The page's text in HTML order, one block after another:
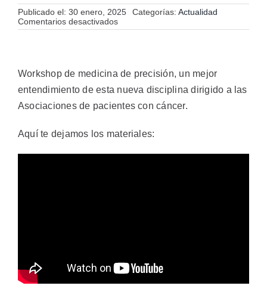
Publicado el: 30 enero, 2025 Categorías: Actualidad
Comentarios desactivadosen
Workshop
Precisión
Workshop de medicina de precisión, un mejor
entendimiento de esta nueva disciplina dirigido a las
Asociaciones de pacientes con cáncer.
Aquí te dejamos los materiales: